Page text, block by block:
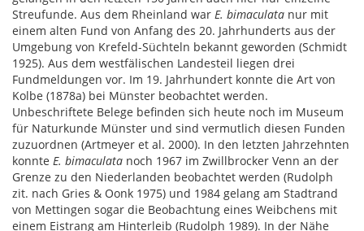
Streufunde. Aus dem Rheinland war E. bimaculata nur mit
einem alten Fund von Anfang des 20. Jahrhunderts aus der
Umgebung von Krefeld-Süchteln bekannt geworden (Schmidt
1925). Aus dem westfälischen Landesteil liegen drei
Fundmeldungen vor. Im 19. Jahrhundert konnte die Art von
Kolbe (1878a) bei Münster beobachtet werden.
Unbeschriftete Belege befinden sich heute noch im Museum
für Naturkunde Münster und sind vermutlich diesen Funden
zuzuordnen (Artmeyer et al. 2000). In den letzten Jahrzehnten
konnte E. bimaculata noch 1967 im Zwillbrocker Venn an der
Grenze zu den Niederlanden beobachtet werden (Rudolph
zit. nach Gries & Oonk 1975) und 1984 gelang am Stadtrand
von Mettingen sogar die Beobachtung eines Weibchens mit
einem Eistrang am Hinterleib (Rudolph 1989). In der Nähe